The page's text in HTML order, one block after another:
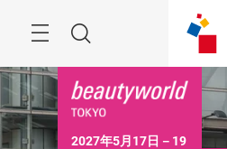
す
る
索
2027年5月17日－19